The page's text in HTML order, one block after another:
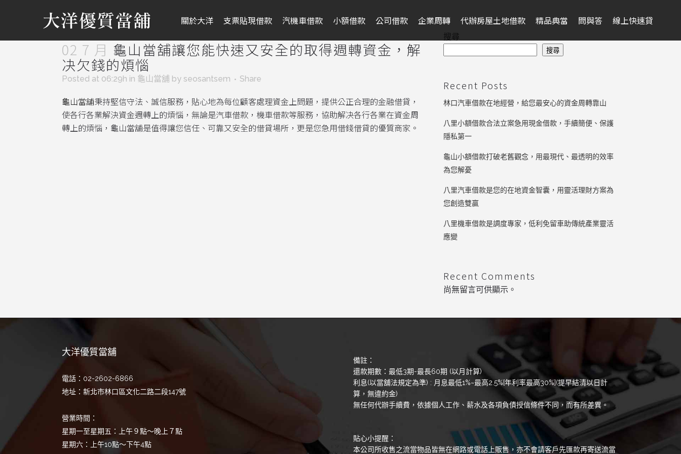
關於大洋 支票貼現借款 汽機車借款 小額借款 公司借款 企業周轉 代辦房屋土地借款 精品典當 問與答 線上快速貸
02 7 月 龜山當舖讓您能快速又安全的取得週轉資金，解
决欠錢的煩惱
Posted at 06:29h in 龜山當舖 by seosantsem Share
龜山當舖秉持堅信守法、誠信服務，貼心地為每位顧客處理資金上問題，提供公正合理的金融借貸，
使各行各業解決資金週轉上的煩惱，無論是汽車借款，機車借款等服務，協助解决各行各業在資金周
轉上的煩惱，龜山當舖是值得讓您信任、可靠又安全的借貸場所，更是您急用借錢借貸的優質商家。
搜尋
搜尋
Recent Posts
林口汽車借款在地經營，給您最安心的資金周轉靠山
八里小額借款合法立案急用現金借款，手續簡便、保護
隱私第一
龜山小額借款打破老舊觀念，用最現代、最透明的效率
為您解憂
八里汽車借款是您的在地資金智囊，用靈活理財方案為
您創造雙贏
八里機車借款是調度專家，低利免留車助傳統產業靈活
應變
Recent Comments
尚無留言可供顯示。
大洋優質當舖
電話：02-2602-6866
地址：新北市林口區文化二路二段147號
營業時間：
星期一至星期五：上午９點～晚上７點
星期六：上午10點～下午4點
備註：
還款期數：最低3期-最長60期 (以月計算)
利息(以當舖法規定為準) : 月息最低1%~最高2.5%[年利率最高30%](提早結清以日計
算，無違約金)
無任何代辦手續費，依據個人工作、薪水及各項負債授信條件不同，而有所差異。
貼心小提醒：
本公司所收售之流當物品皆無在網路或電話上販售，亦不會請客戶先匯款再寄送流當